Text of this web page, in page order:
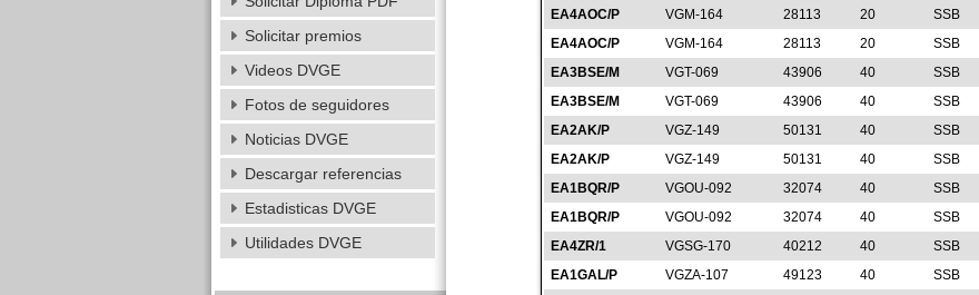
EA4AOC/P
VGM-164 28113 20 SSB
EA4AOC/P
VGM-164 28113 20 SSB
EA3BSE/M
VGT-069 43906 40 SSB
EA3BSE/M
VGT-069 43906 40 SSB
EA2AK/P
VGZ-149 50131 40 SSB
EA2AK/P
VGZ-149 50131 40 SSB
EA1BQR/P
VGOU-092 32074 40 SSB
EA1BQR/P
VGOU-092 32074 40 SSB
EA4ZR/1
VGSG-170 40212 40 SSB
EA1GAL/P
VGZA-107 49123 40 SSB
Solicitar premios
Videos DVGE
Fotos de seguidores
Noticias DVGE
Descargar referencias
Estadisticas DVGE
Utilidades DVGE